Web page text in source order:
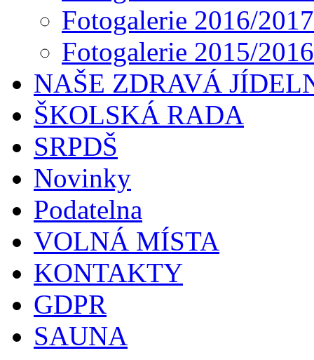
Fotogalerie 2016/2017
Fotogalerie 2015/2016
NAŠE ZDRAVÁ
ŠKOLSKÁ RADA
SRPDŠ
Novinky
Podatelna
VOLNÁ MÍSTA
KONTAKTY
GDPR
SAUNA